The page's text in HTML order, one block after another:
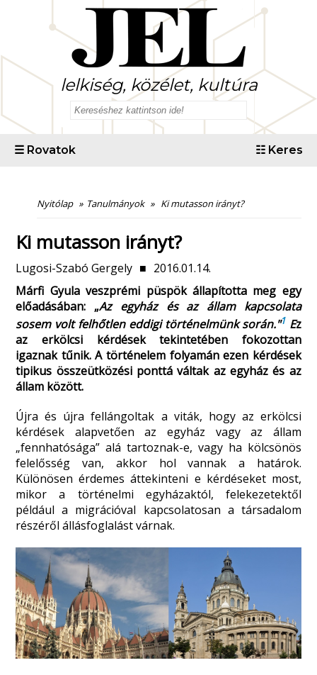
lelkiség, közélet, kultúra
☰ Rovatok ☷ Keres
Nyitólap » Tanulmányok » Ki mutasson irányt?
Ki mutasson irányt?
Lugosi-Szabó Gergely ■ 2016.01.14.
Márfi Gyula veszprémi püspök állapította meg egy
előadásában: „Az egyház és az állam kapcsolata
sosem volt felhőtlen eddigi történelmünk során."1 Ez
az erkölcsi kérdések tekintetében fokozottan
igaznak tűnik. A történelem folyamán ezen kérdések
tipikus összeütközési ponttá váltak az egyház és az
állam között.
Újra és újra fellángoltak a viták, hogy az erkölcsi
kérdések alapvetően az egyház vagy az állam
„fennhatósága” alá tartoznak-e, vagy ha kölcsönös
felelősség van, akkor hol vannak a határok.
Különösen érdemes áttekinteni e kérdéseket most,
mikor a történelmi egyházaktól, felekezetektől
például a migrációval kapcsolatosan a társadalom
részéről állásfoglalást várnak.